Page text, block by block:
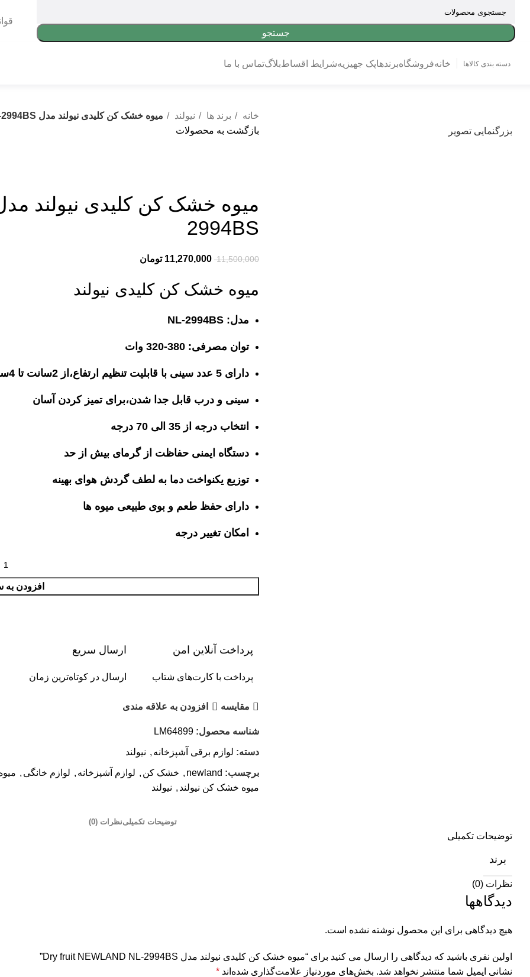
جستجو
دسته بندی کالاها خانهفروشگاهبرندهاپک جهیزیهشرایط اقساطبلاگتماس با ما
بزرگنمایی تصویر
خانه برند ها نیولند
میوه خشک کن کلیدی نیولند مدل Dry fruit NEWLAND NL-2994BS
بازگشت به محصولات
2994BS
11,500,000
11,270,000 تومان
میوه خشک کن کلیدی نیولند
مدل: NL-2994BS
توان مصرفی: 380-320 وات
دارای 5 عدد سینی با قابلیت تنظیم ارتفاع،از 2سانت تا 4سانت در هر لایه تنظیم می شود.
سینی و درب قابل جدا شدن،برای تمیز کردن آسان
انتخاب درجه از 35 الی 70 درجه
دستگاه ایمنی حفاظت از گرمای بیش از حد
توزیع یکنواخت دما به لطف گردش هوای بهینه
دارای حفظ طعم و بوی طبیعی میوه ها
امکان تغییر درجه
افزودن به
پرداخت آنلاین امن
پرداخت با کارت‌های شتاب
ارسال سریع
ارسال در کوتاه‌ترین زمان
مقایسه افزودن به علاقه مندی
شناسه محصول: LM64899
دسته: لوازم برقی آشپزخانه , نیولند
برچسب: newland
, خشک کن , لوازم آشپزخانه , لوازم خانگی ,
میوه خشک کن نیولند , نیولند
توضیحات تکمیلینظرات (0)
توضیحات تکمیلی
برند
نظرات (0)
دیدگاهها
هیچ دیدگاهی برای این محصول نوشته نشده است.
اولین نفری باشید که دیدگاهی را ارسال می کنید برای “میوه خشک کن کلیدی نیولند مدل Dry fruit NEWLAND NL-2994BS”
نشانی ایمیل شما منتشر نخواهد شد. بخش‌های موردنیاز علامت‌گذاری شده‌اند *